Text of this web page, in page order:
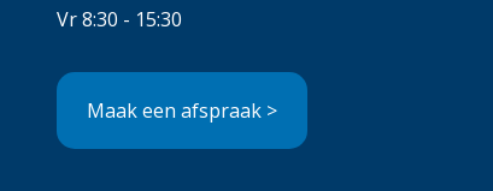
Vr 8:30 - 15:30
Maak een afspraak >